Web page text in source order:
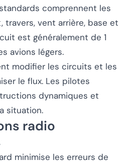
comprennent les
vent arrière, base et
est généralement de 1
avions légers.
modifier les circuits et les
le flux. Les pilotes
dynamiques et
situation.
radio
minimise les erreurs de